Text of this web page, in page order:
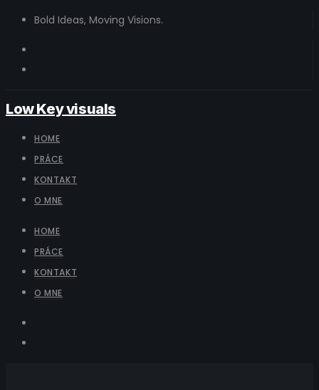
Bold Ideas, Moving Visions.
Low Key visuals
HOME
PRÁCE
KONTAKT
O MNE
HOME
PRÁCE
KONTAKT
O MNE